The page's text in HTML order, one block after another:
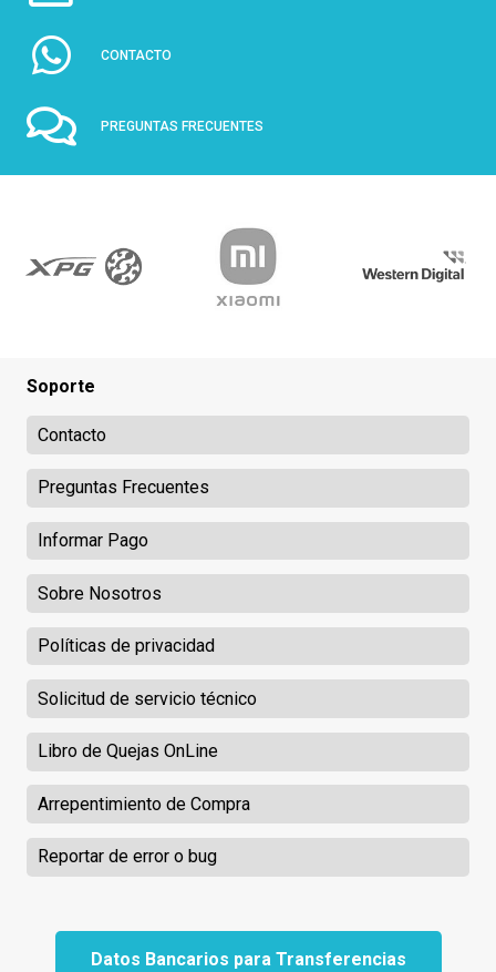
CONTACTO
PREGUNTAS FRECUENTES
Soporte
Contacto
Preguntas Frecuentes
Informar Pago
Sobre Nosotros
Políticas de privacidad
Solicitud de servicio técnico
Libro de Quejas OnLine
Arrepentimiento de Compra
Reportar de error o bug
Datos Bancarios para Transferencias